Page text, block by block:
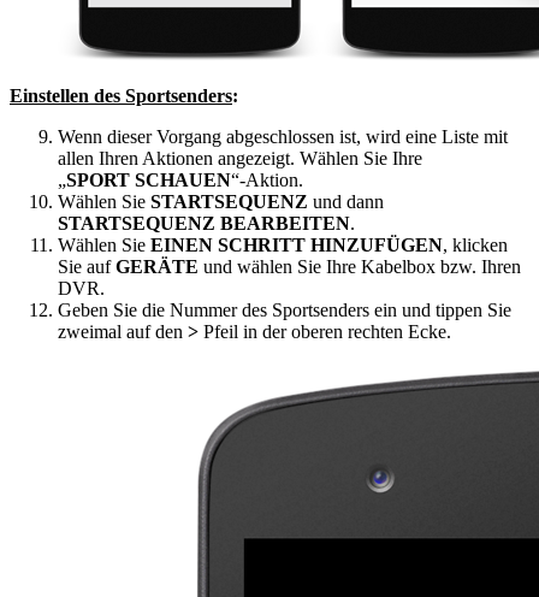
Einstellen des Sportsenders:
Wenn dieser Vorgang abgeschlossen ist, wird eine Liste mit
allen Ihren Aktionen angezeigt. Wählen Sie Ihre
„SPORT SCHAUEN“-Aktion.
Wählen Sie STARTSEQUENZ und dann
STARTSEQUENZ BEARBEITEN.
Wählen Sie EINEN SCHRITT HINZUFÜGEN, klicken
Sie aufGERÄTE und wählen Sie Ihre Kabelbox bzw. Ihren
DVR.
Geben Sie die Nummer des Sportsenders ein und tippen Sie
zweimal auf den > Pfeil in der oberen rechten Ecke.